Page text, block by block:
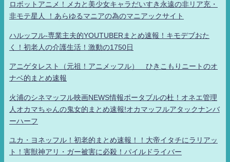
ロボットアニメ！メカと美少女キャラだいすき永遠の非リア充・
非モテ星人 ！あらゆるマニアの為のマニアックサイト
ハルッフル-専業主夫的YOUTUBERまとめ速報！キモデブおた
く！初老人の介護生活！激動の1750日
アニゲタレスト（元祖！アニメッフル） ひきこもりニートのオ
ナベ的まとめ速報
火浦のシネマッフル映画NEWS情報ポータブルの杜！オネエ管理
人オカマちゃんの鬼女的まとめ速報!オカマッフルアタックナンバ
ーハーフ
ユカ・ヨネッフル！初老的まとめ速報！！大帝イタチにラリアッ
ト！害獣神アリ・ガー被害に必殺！パイルドライバー